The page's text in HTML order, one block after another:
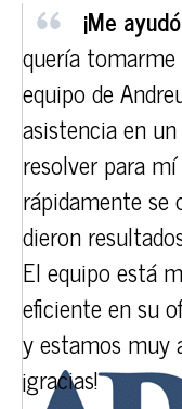
¡Me
quería
equipo de
asistencia en
resolver para
rápidamente se
dieron
El equipo está
eficiente en su
y estamos muy
¡gracias!